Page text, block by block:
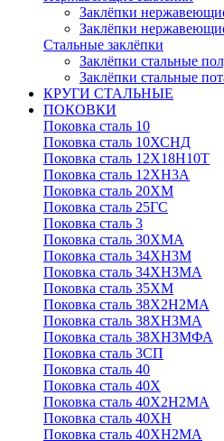
Заклёпки
Заклёпки
Стальные заклёпки
Заклёпки стальные
Заклёпки стальные
КРУГИ СТАЛЬНЫЕ
ПОКОВКИ
Поковка сталь 10
Поковка сталь 10ХСНД
Поковка сталь 12Х18Н10Т
Поковка сталь 12ХН3А
Поковка сталь 20ХМ
Поковка сталь 25ГС
Поковка сталь 3
Поковка сталь 30ХМА
Поковка сталь 34ХН3М
Поковка сталь 34ХН3МА
Поковка сталь 35ХМ
Поковка сталь 38Х2Н2МА
Поковка сталь 38ХН3МА
Поковка сталь 38ХН3МФА
Поковка сталь 3СП
Поковка сталь 40
Поковка сталь 40Х
Поковка сталь 40Х2Н2МА
Поковка сталь 40ХН
Поковка сталь 40ХН2МА